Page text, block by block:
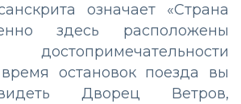
означает «Страна
здесь расположены
остановок поезда вы
Дворец Ветров,